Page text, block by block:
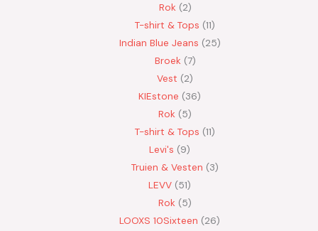
Rok 2
T-shirt & Tops 11
Indian Blue Jeans 25
Broek 7
Vest
2
KIEstone
36
Rok 5
T-shirt & Tops 11
Levi's
9
Truien & Vesten
3
LEVV 51
Rok 5
LOOXS 10Sixteen
26